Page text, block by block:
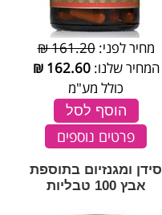
מחיר לפני:161.20 ₪
המחיר שלנו:162.60
₪
כולל מע"מ
הוסף לסל
פרטים נוספים
סידן ומגנזיום בתוספת
אבץ 100 טבליות